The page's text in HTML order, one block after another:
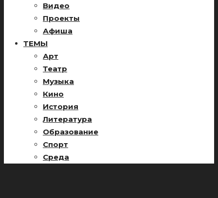
Видео
Проекты
Афиша
ТЕМЫ
Арт
Театр
Музыка
Кино
История
Литература
Образование
Спорт
Среда